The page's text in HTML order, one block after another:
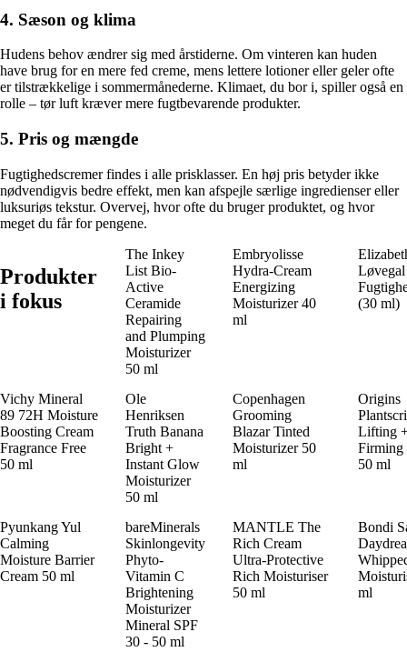
4. Sæson og klima
Hudens behov ændrer sig med årstiderne. Om vinteren kan huden
have brug for en mere fed creme, mens lettere lotioner eller geler ofte
er tilstrækkelige i sommermånederne. Klimaet, du bor i, spiller også en
rolle – tør luft kræver mere fugtbevarende produkter.
5. Pris og mængde
Fugtighedscremer findes i alle prisklasser. En høj pris betyder ikke
nødvendigvis bedre effekt, men kan afspejle særlige ingredienser eller
luksuriøs tekstur. Overvej, hvor ofte du bruger produktet, og hvor
meget du får for pengene.
Produkter
i fokus
The Inkey
List Bio-
Active
Ceramide
Repairing
and Plumping
Moisturizer
50 ml
Embryolisse
Hydra-Cream
Energizing
Moisturizer 40
ml
Løvegal
(30 ml)
Vichy Mineral
89 72H Moisture
Boosting Cream
Fragrance Free
50 ml
Ole
Henriksen
Truth Banana
Bright +
Instant Glow
Moisturizer
50 ml
Copenhagen
Grooming
Blazar Tinted
Moisturizer 50
ml
Origins
Lifting
Firming
50 ml
Pyunkang Yul
Calming
Moisture Barrier
Cream 50 ml
bareMinerals
Skinlongevity
Phyto-
Vitamin C
Brightening
Moisturizer
Mineral SPF
30 - 50 ml
MANTLE The
Rich Cream
Ultra-Protective
Rich Moisturiser
50 ml
Bondi
ml